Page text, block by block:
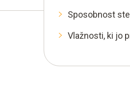
Sposobnost
Vlažnosti, ki jo